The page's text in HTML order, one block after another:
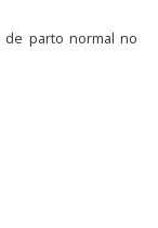
de parto normal no